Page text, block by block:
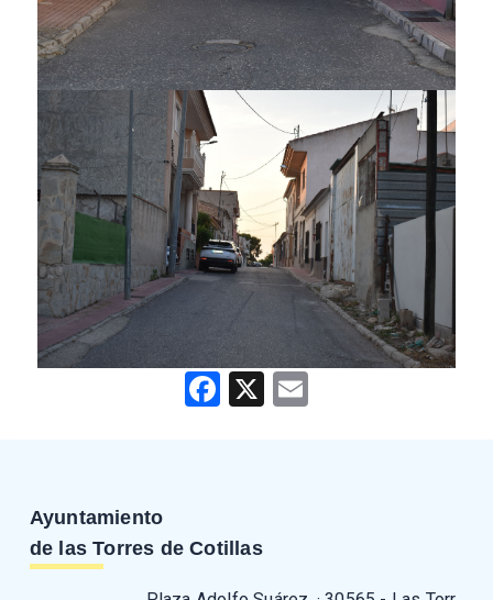
Facebook
X
Ayuntamiento
de las Torres de Cotillas